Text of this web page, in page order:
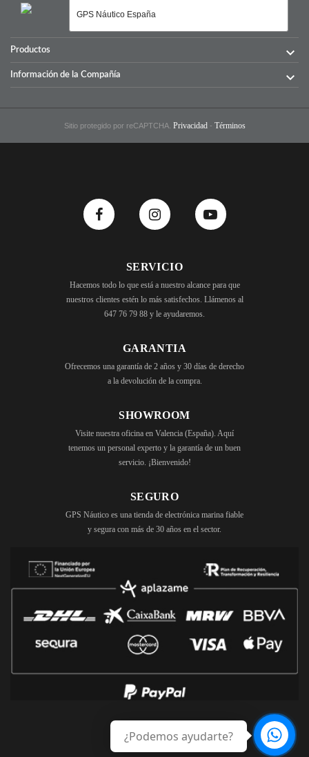
Productos 
Información de la Compañía 
Sitio protegido por reCAPTCHA. Privacidad - Términos
SERVICIO
Hacemos todo lo que está a nuestro alcance para que
nuestros clientes estén lo más satisfechos. Llámenos al
647 76 79 88 y le ayudaremos.
GARANTIA
Ofrecemos una garantía de 2 años y 30 días de derecho
a la devolución de la compra.
SHOWROOM
Visite nuestra oficina en Valencia (España). Aquí
tenemos un personal experto y la garantía de un buen
servicio. ¡Bienvenido!
SEGURO
GPS Náutico es una tienda de electrónica marina fiable
y segura con más de 30 años en el sector.
¿Podemos ayudarte?